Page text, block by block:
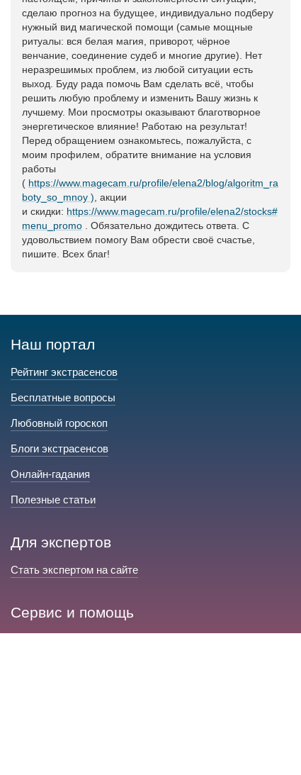
сделаю прогноз на будущее, индивидуально подберу
нужный вид магической помощи (самые мощные
ритуалы: вся белая магия, приворот, чёрное
венчание, соединение судеб и многие другие). Нет
неразрешимых проблем, из любой ситуации есть
выход. Буду рада помочь Вам сделать всё, чтобы
решить любую проблему и изменить Вашу жизнь к
лучшему. Мои просмотры оказывают благотворное
энергетическое влияние! Работаю на результат!
Перед обращением ознакомьтесь, пожалуйста, с
моим профилем, обратите внимание на условия
работы
( https://www.magecam.ru/profile/elena2/blog/algoritm_ra
boty_so_mnoy ) , акции
и скидки: https://www.magecam.ru/profile/elena2/stocks#
menu_promo . Обязательно дождитесь ответа. С
удовольствием помогу Вам обрести своё счастье,
пишите. Всех благ!
Наш портал
Рейтинг экстрасенсов
Бесплатные вопросы
Любовный гороскоп
Блоги экстрасенсов
Онлайн-гадания
Полезные статьи
Для экспертов
Стать экспертом на сайте
Сервис и помощь